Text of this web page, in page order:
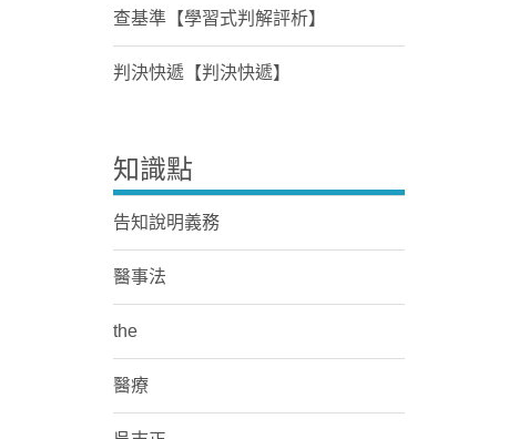
查基準【學習式判解評析】
判決快遞【判決快遞】
知識點
告知說明義務
醫事法
the
醫療